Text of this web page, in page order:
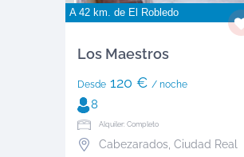
A 42 km. de El Robledo
Los Maestros
Desde120 € / noche
8
Alquiler: Completo
Cabezarados, Ciudad Real